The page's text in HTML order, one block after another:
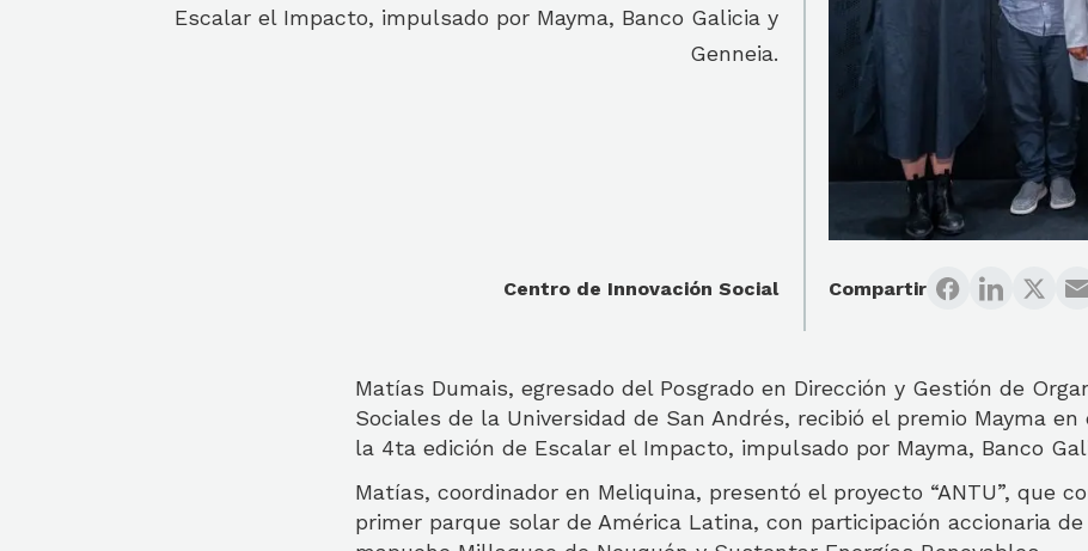
Escalar el Impacto, impulsado por Mayma, Banco Galicia y
Genneia.
Centro de Innovación Social Compartir
Matías Dumais, egresado del Posgrado en Dirección y Gestión de
Sociales de la Universidad de San Andrés, recibió el premio Mayma en
la 4ta edición de Escalar el Impacto, impulsado por Mayma, Banco
Matías, coordinador en Meliquina, presentó el proyecto “ANTU”, que
primer parque solar de América Latina, con participación accionaria